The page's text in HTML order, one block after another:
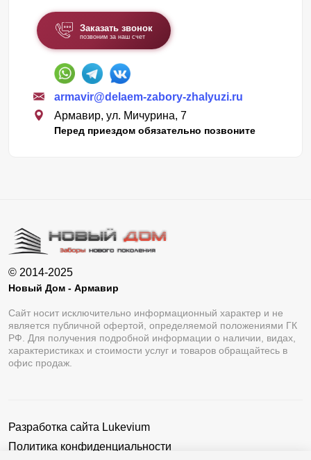
Заказать звонок
позвоним за наш счет
armavir@delaem-zabory-zhalyuzi.ru
Армавир, ул. Мичурина, 7
Перед приездом обязательно позвоните
© 2014-2025
Новый Дом - Армавир
Сайт носит исключительно информационный характер и не
является публичной офертой, определяемой положениями ГК
РФ. Для получения подробной информации о наличии, видах,
характеристиках и стоимости услуг и товаров обращайтесь в
офис продаж.
Разработка сайта Lukevium
Политика конфиденциальности